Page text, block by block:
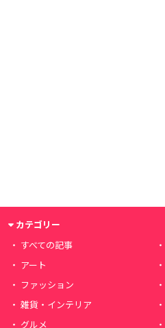
カテゴリー
すべての記事
アート
ファッション
雑貨・インテリア
グルメ